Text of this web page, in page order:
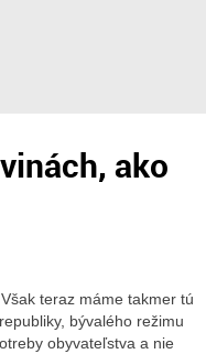
ako
teraz máme takmer tú
bývalého režimu
obyvateľstva a nie